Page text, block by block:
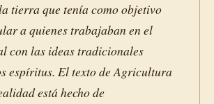
tierra que tenía como objetivo
a quienes trabajaban en el
con las ideas tradicionales
espíritus. El texto de Agricultura
está hecho de